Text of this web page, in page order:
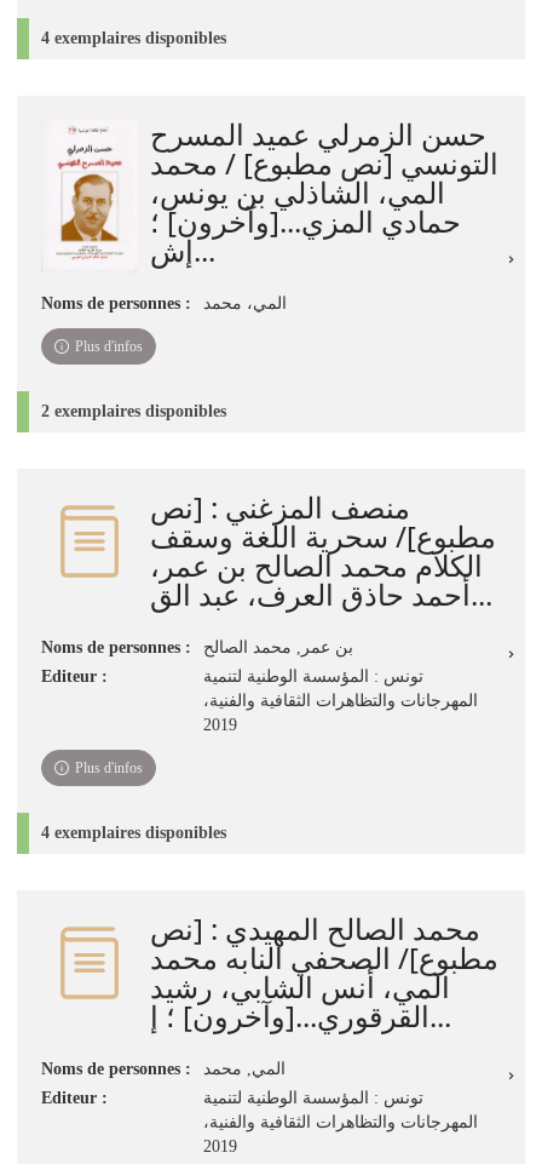
4 exemplaires disponibles
حسن الزمرلي عميد المسرح
التونسي [نص مطبوع] / محمد
المي، الشاذلي بن يونس،
حمادي المزي...[وآخرون] ؛
إش...
Noms de personnes : المي، ‏محمد‏
Plus d'infos
2 exemplaires disponibles
منصف المزغني : [نص
مطبوع]‏‏/ ‏سحرية اللغة وسقف
الكلام ‏محمد الصالح بن عمر،
أحمد حاذق العرف، عبد الق...
Noms de personnes :
بن عمر‏, ‏محمد الصالح
Editeur :
تونس : ‏المؤسسة الوطنية لتنمية
المهرجانات والتظاهرات الثقافية والفنية،
Plus d'infos
4 exemplaires disponibles
محمد الصالح المهيدي : [نص
مطبوع]/ الصحفي النابه محمد
المي، أنس الشابي، رشيد
القرقوري...[وآخرون] ؛ إ...
Noms de personnes :
المي‏, ‏محمد‏
Editeur :
تونس : المؤسسة الوطنية لتنمية
المهرجانات والتظاهرات الثقافية والفنية،
2019